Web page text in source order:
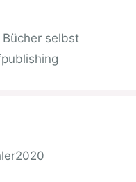
Bücher selbst